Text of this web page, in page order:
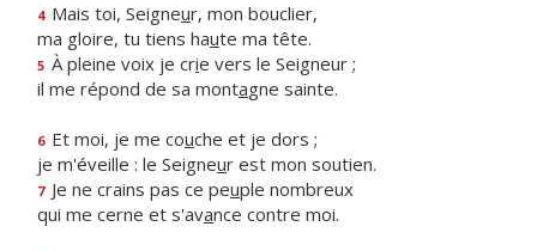
4 Mais toi, Seigneur, mon bouclier,
ma gloire, tu tiens haute ma tête.
5 À pleine voix je crie vers le Seigneur ;
il me répond de sa montagne sainte.
6 Et moi, je me couche et je dors ;
je m'éveille : le Seigneur est mon soutien.
7 Je ne crains pas ce peuple nombreux
qui me cerne et s'avance contre moi.